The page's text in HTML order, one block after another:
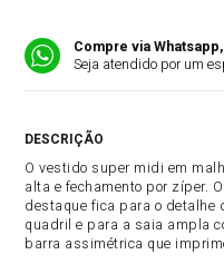
Compre via Whatsapp,
Seja atendido por um
O vestido super midi em
alta e fechamento por zíper. O
destaque fica para o detalhe
quadril e para a saia ampla
barra assimétrica que